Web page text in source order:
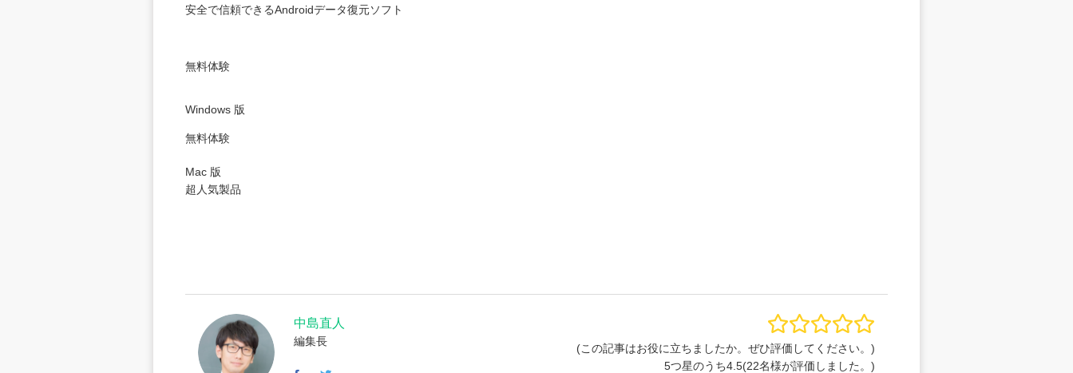
安全で信頼できるAndroidデータ復元ソフト
無料体験
Windows 版
無料体験
Mac 版
超人気製品
中島直人
編集長
(この記事はお役に立ちましたか。ぜひ評価してください。)
5つ星のうち4.5(22名様が評価しました。)